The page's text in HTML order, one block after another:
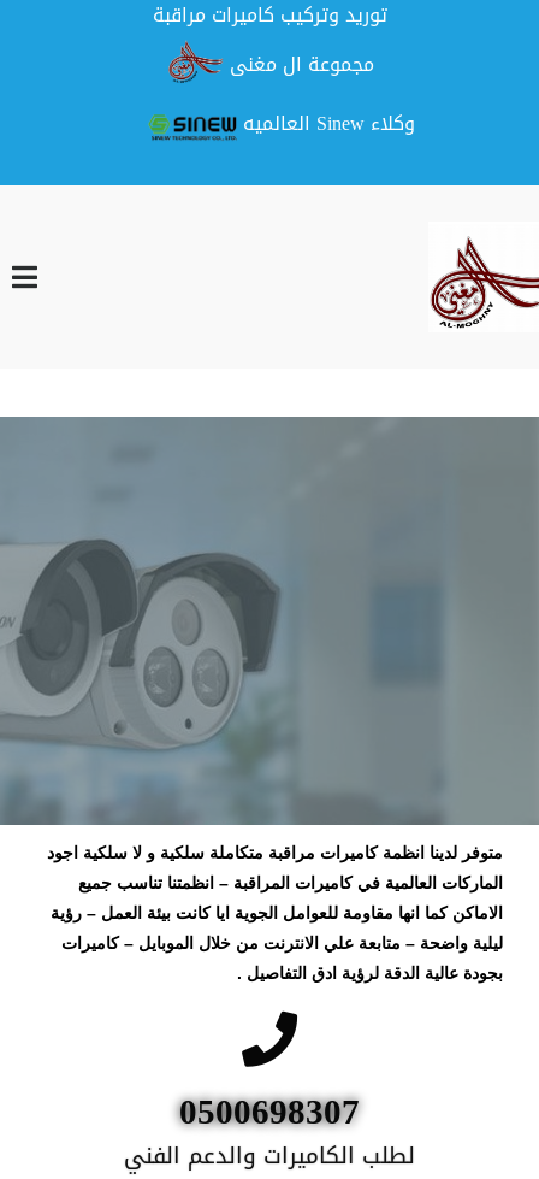
توريد وتركيب كاميرات مراقبة
مجموعة ال مغنى
وكلاء Sinew العالميه
متوفر لدينا انظمة كاميرات مراقبة متكاملة سلكية و لا سلكية اجود
الماركات العالمية في كاميرات المراقبة – انظمتنا تناسب جميع
الاماكن كما انها مقاومة للعوامل الجوية ايا كانت بيئة العمل – رؤية
ليلية واضحة – متابعة علي الانترنت من خلال الموبايل – كاميرات
بجودة عالية الدقة لرؤية ادق التفاصيل .
0500698307
لطلب الكاميرات والدعم الفني